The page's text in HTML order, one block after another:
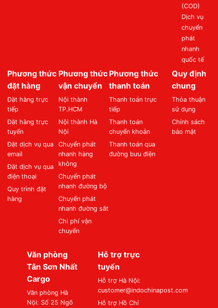
(COD)
Dịch vụ
chuyển
phát
nhanh
quốc tế
Phương thức
đặt hàng
Đặt hàng trực
tiếp
Đặt hàng trực
tuyến
Đặt dịch vụ qua
email
Đặt dịch vụ qua
điện thoại
Quy trình đặt
hàng
Phương thức
vận chuyển
Nội thành
TP.HCM
Nội thành Hà
Nội
Chuyển phát
nhanh hàng
không
Chuyển phát
nhanh đường bộ
Chuyển phát
nhanh đường sắt
Chi phí vận
chuyển
Phương thức
thanh toán
Thanh toán trực
tiếp
Thanh toán
chuyển khoản
Thanh toán qua
đường bưu điện
Quy định
chung
Thỏa thuận
sử dụng
Chính sách
bảo mật
Văn phòng
Tân Sơn Nhất
Cargo
Văn phòng Hà
Nội: Số 25 Ngõ
Hỗ trợ trực
tuyến
Hỗ trợ Hà Nội:
customer@indochinapost.com
Hỗ trợ Hồ Chí